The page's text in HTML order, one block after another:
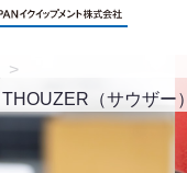
（サウザー）